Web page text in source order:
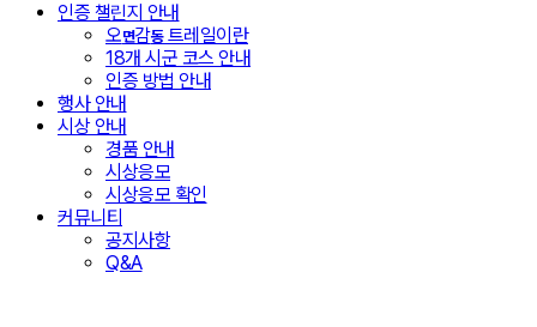
인증 챌린지 안내
오면감동트레일이란
18개 시군 코스 안내
인증 방법 안내
행사 안내
시상 안내
경품 안내
시상응모
시상응모 확인
커뮤니티
공지사항
Q&A